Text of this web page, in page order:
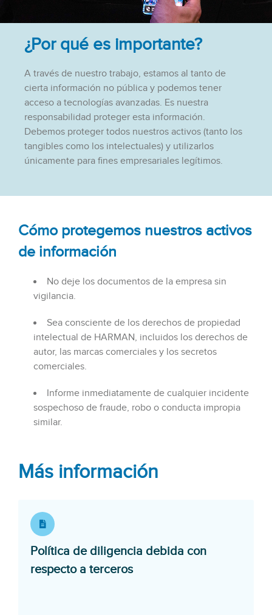
¿Por qué es importante?
A través de nuestro trabajo, estamos al tanto de
cierta información no pública y podemos tener
acceso a tecnologías avanzadas. Es nuestra
responsabilidad proteger esta información.
Debemos proteger todos nuestros activos (tanto los
tangibles como los intelectuales) y utilizarlos
únicamente para fines empresariales legítimos.
Cómo protegemos nuestros activos
de información
No deje los documentos de la empresa sin
vigilancia.
Sea consciente de los derechos de propiedad
intelectual de HARMAN, incluidos los derechos de
autor, las marcas comerciales y los secretos
comerciales.
Informe inmediatamente de cualquier incidente
sospechoso de fraude, robo o conducta impropia
similar.
Más información
Política de diligencia debida con
respecto a tercerosOpens in a new window